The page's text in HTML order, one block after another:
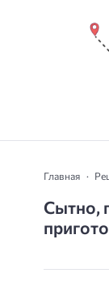
Главная
Сытно,